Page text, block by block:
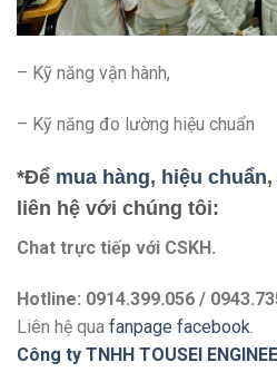
– Kỹ năng vận hành,
– Kỹ năng đo lường hiệu chuẩn
*Để mua hàng, hiệu chuẩn,
liên hệ với chúng tôi:
Chat trực tiếp với CSKH.
Hotline: 0914.399.056 /
Liên hệ qua fanpage facebook
Công ty TNHH TOUSEI